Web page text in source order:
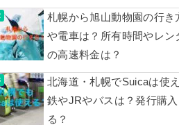
札幌から旭山動物園の行き
や電車は？所有時間やレン
の高速料金は？
北海道・札幌でSuicaは使
鉄やJRやバスは？発行購入
る？